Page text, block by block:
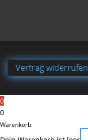
Vertrag widerrufen
0
0
Warenkorb